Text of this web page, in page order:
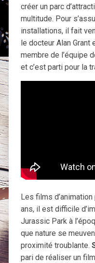
créer un parc
multitude. Pour
installations, il fait
le docteur Alan
membre de l’équipe
et c’est parti pour la
Les films
ans, il est difficile
Jurassic Park à
que nature se
proximité troublante.
pari de réaliser un